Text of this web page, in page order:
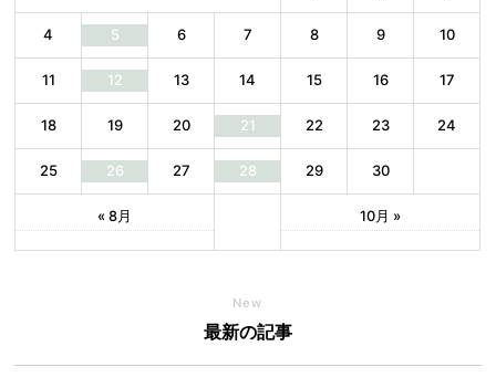
« 8月 10月 »
4 5 6 7 8 9 10
11 12 13 14 15 16 17
18 19 20 21 22 23 24
25 26 27 28 29 30
New
最新の記事